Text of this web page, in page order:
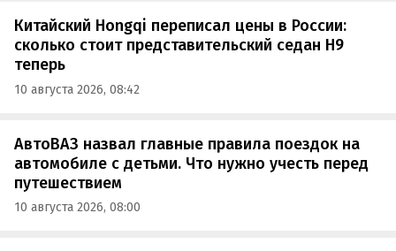
Китайский Hongqi переписал цены в России:
сколько стоит представительский седан H9
теперь
10 августа 2026, 08:42
АвтоВАЗ назвал главные правила поездок на
автомобиле с детьми. Что нужно учесть перед
путешествием
10 августа 2026, 08:00